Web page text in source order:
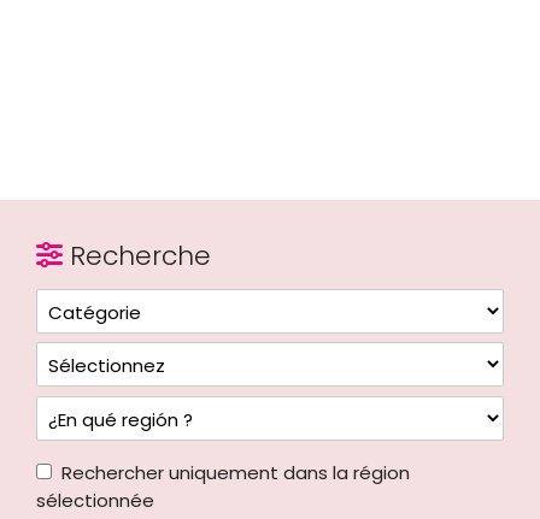
Recherche
Rechercher uniquement dans la région
sélectionnée